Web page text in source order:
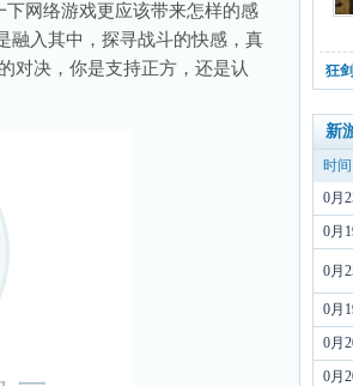
网络游戏更应该带来怎样的感
融入其中，探寻战斗的快感，真
对决，你是支持正方，还是认
狂
新
时间
0月
0月
0月
0月
0月
0月